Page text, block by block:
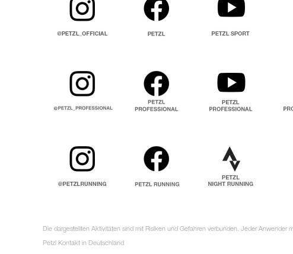
Die dargestellten Aktivitäten sind mit Risiken und Gefahren verbunden. Jeder
Petzl Kontakt in Deutschland